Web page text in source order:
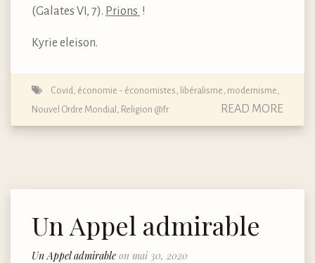
(Galates VI, 7). Prions !
Kyrie eleison.
Covid, économie - économistes, libéralisme, modernisme,
Nouvel Ordre Mondial , Religion @fr READ MORE
Un Appel admirable
Un Appel admirable on mai 30, 2020